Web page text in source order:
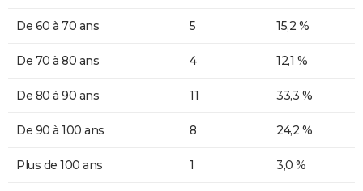
De 60 à 70 ans 5 15,2 %
De 70 à 80 ans 4 12,1 %
De 80 à 90 ans 11 33,3 %
De 90 à 100 ans 8 24,2 %
Plus de 100 ans 1 3,0 %